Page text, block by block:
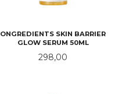
ONGREDIENTS SKIN BARRIER
GLOW SERUM 50ML
Pris
298,00